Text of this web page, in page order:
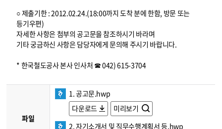
○ 제출기한 : 2012.02.24.(18:00까지 도착 분에 한함, 방문 또는
등기우편)
자세한 사항은 첨부의 공고문을 참조하시기 바라며
기타 궁금하신 사항은 담당자에게 문의해 주시기 바랍니다.
* 한국철도공사 본사 인사처 ☎ 042) 615-3704
파일
1. 공고문.hwp
다운로드
미리보기
2. 자기소개서 및 직무수행계획서 등.hwp